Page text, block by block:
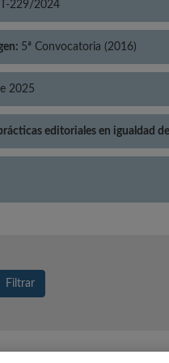
229/2024
5ª Convocatoria (2016)
2025
editoriales en igualdad
Filtrar